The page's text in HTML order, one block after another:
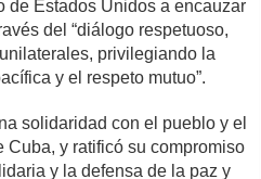
de Estados Unidos a encauzar
del “diálogo respetuoso,
privilegiando la
y el respeto mutuo”.
solidaridad con el pueblo y el
y ratificó su compromiso
y la defensa de la paz y